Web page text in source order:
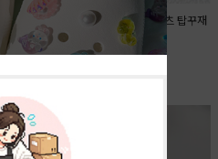
싼비즈 [6422-14]아크릴 키캡파츠 탑꾸재
료 야자수 11.5x12.5mm ,1개